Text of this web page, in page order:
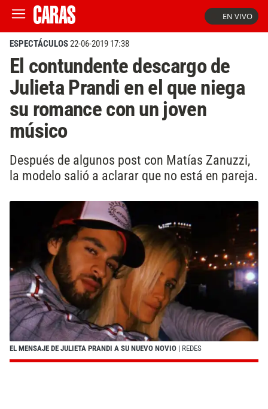
EN VIVO
ESPECTÁCULOS22-06-2019 17:38
El contundente descargo de
Julieta Prandi en el que niega
su romance con un joven
músico
Después de algunos post con Matías Zanuzzi,
la modelo salió a aclarar que no está en pareja.
EL MENSAJE DE JULIETA PRANDI A SU NUEVO NOVIO | REDES